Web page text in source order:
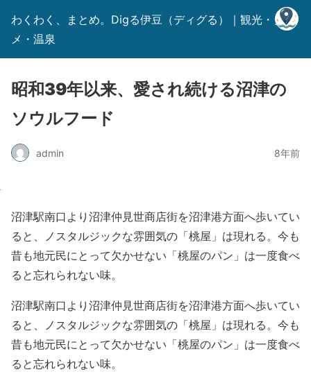
わくわく、まとめ。Digる伊豆（ディグる）｜観光・グル
メ・温泉
昭和39年以来、愛され続ける沼津の
ソウルフード
admin 8年前
沼津駅南口より沼津仲見世商店街を沼津港方面へ歩いてい
ると、ノスタルジックな雰囲気の「桃屋」は現れる。今も
昔も地元民にとって欠かせない「桃屋のパン」は一度食べ
ると忘れられない味。
沼津駅南口より沼津仲見世商店街を沼津港方面へ歩いてい
ると、ノスタルジックな雰囲気の「桃屋」は現れる。今も
昔も地元民にとって欠かせない「桃屋のパン」は一度食べ
ると忘れられない味。